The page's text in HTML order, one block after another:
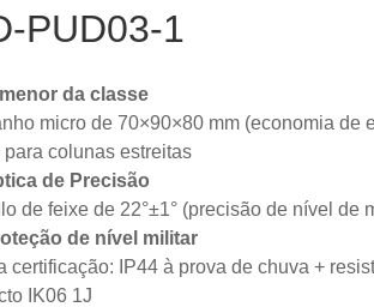
PUD03-1
menor da classe
micro de 70×90×80 mm (economia de
para colunas estreitas
de Precisão
de feixe de 22°±1° (precisão de nível de
de nível militar
certificação: IP44 à prova de chuva +
IK06 1J